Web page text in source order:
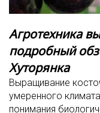
Агротехника
подробный
Хуторянка
Выращивание
умеренного
понимания